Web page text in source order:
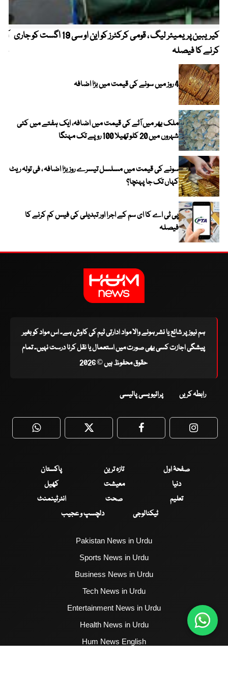
کیریبین پریمیئر لیگ ، قومی کرکٹرز کو این او سی 19 اگست کو جاری
کرنے کا فیصلہ
4 روز میں سونے کی قیمت میں بڑا اضافہ
ملک بھر میں آٹے کی قیمت میں اضافہ، ایک ہفتے میں کئی
شہروں میں 20 کلو تھیلا 100 روپے تک مہنگا
سونے کی قیمت میں مسلسل تیسرے روز بڑا اضافہ ، فی تولہ ریٹ
کہاں تک جا پہنچا؟
پی ٹی اے کا ای سم کے اجرا اور تبدیلی کی فیس کم کرنے کا
فیصلہ
ہم نیوز پر شائع یا نشر ہونے والا مواد ادارتی ٹیم کی کاوش ہے۔ اس مواد کو بغیر
پیشگی اجازت کسی بھی صورت میں استعمال یا نقل کرنا درست نہیں۔ تمام
حقوق محفوظ ہیں © 2026
رابطہ کریں پرائیویسی پالیسی
WhatsApp Twitter Facebook
صفحۂ اول تازہ ترین
پاکستان
دنیا
معیشت
کھیل
تعلیم
صحت
انٹرٹینمنٹ
ٹیکنالوجی
دلچسپ و عجیب
Pakistan News in Urdu
Sports News in Urdu
Business News in Urdu
Tech News in Urdu
Entertainment News in Urdu
Health News in Urdu
Hum News English